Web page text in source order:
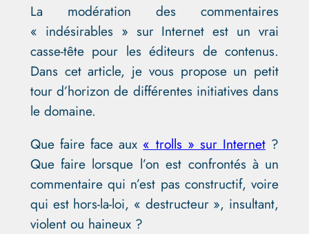
La modération des commentaires
« indésirables » sur Internet est un vrai
casse-tête pour les éditeurs de contenus.
Dans cet article, je vous propose un petit
tour d’horizon de différentes initiatives dans
le domaine.
Que faire face aux « trolls » sur Internet ?
Que faire lorsque l’on est confrontés à un
commentaire qui n’est pas constructif, voire
qui est hors-la-loi, « destructeur », insultant,
violent ou haineux ?